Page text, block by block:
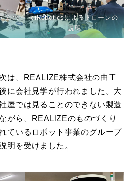
ムの
ciRoboticsによるドローンの
説明
は、REALIZE株式会社の曲工
に会社見学が行われました。大
屋では見ることのできない製造
がら、REALIZEのものづくり
ているロボット事業のグループ
明を受けました。